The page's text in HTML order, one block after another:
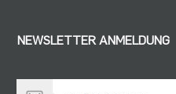
NEWSLETTER ANMELDUNG